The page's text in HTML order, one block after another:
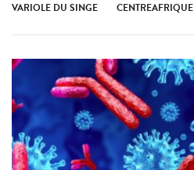
VARIOLE DU SINGE CENTREAFRIQUE